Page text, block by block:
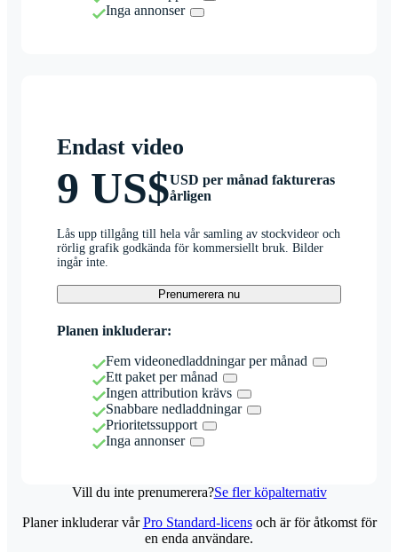
Inga annonser
Endast video
9 US$USD per månad faktureras
årligen
Lås upp tillgång till hela vår samling av stockvideor och
rörlig grafik godkända för kommersiellt bruk. Bilder
ingår inte.
Prenumerera nu
Planen inkluderar:
Fem videonedladdningar per månad
Ett paket per månad
Ingen attribution krävs
Snabbare nedladdningar
Prioritetssupport
Inga annonser
Vill du inte prenumerera?Se fler köpalternativ
Planer inkluderar vårPro Standard-licensoch är för åtkomst för
en enda användare.